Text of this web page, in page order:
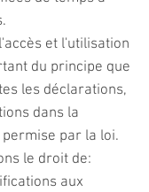
et l'utilisation
du principe que
les déclarations,
dans la
par la loi.
le droit de:
aux